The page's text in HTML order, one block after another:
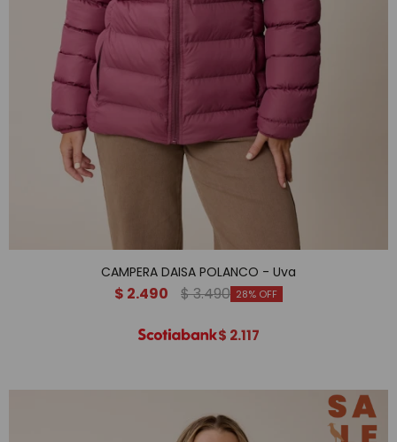
CAMPERA DAISA POLANCO - Uva
$ 2.490 $3.490 28
$ 2.117